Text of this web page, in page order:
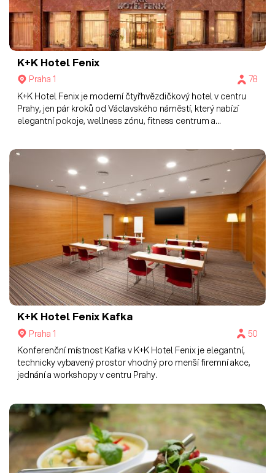
K+K Hotel Fenix
Praha 1
78
K+K Hotel Fenix je moderní čtyřhvězdičkový hotel v centru
Prahy, jen pár kroků od Václavského náměstí, který nabízí
elegantní pokoje, wellness zónu, fitness centrum a
K+K Hotel Fenix Kafka
Praha 1
50
Konferenční místnost Kafka v K+K Hotel Fenix je elegantní,
technicky vybavený prostor vhodný pro menší firemní akce,
jednání a workshopy v centru Prahy.